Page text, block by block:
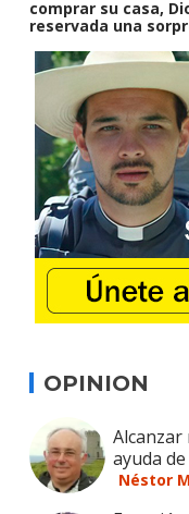
comprar su casa,
reservada una
OPINION
Alcanzar
ayuda
Néstor